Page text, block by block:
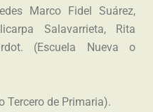
Marco Fidel Suárez,
Salavarrieta, Rita
(Escuela Nueva o
Tercero de Primaria).